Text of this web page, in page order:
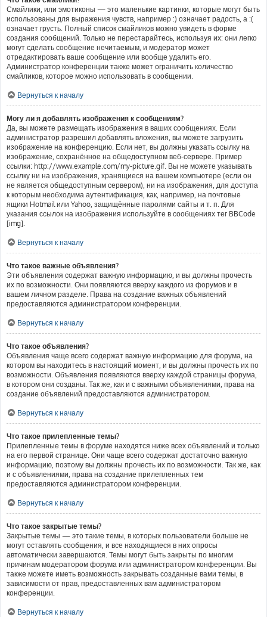
Смайлики, или эмотиконы — это маленькие картинки, которые могут быть
использованы для выражения чувств, например :) означает радость, а :(
означает грусть. Полный список смайликов можно увидеть в форме
создания сообщений. Только не перестарайтесь, используя их: они легко
могут сделать сообщение нечитаемым, и модератор может
отредактировать ваше сообщение или вообще удалить его.
Администратор конференции также может ограничить количество
смайликов, которое можно использовать в сообщении.
Вернуться к началу
Могу ли я добавлять изображения к сообщениям?
Да, вы можете размещать изображения в ваших сообщениях. Если
администратор разрешил добавлять вложения, вы можете загрузить
изображение на конференцию. Если нет, вы должны указать ссылку на
изображение, сохранённое на общедоступном веб-сервере. Пример
ссылки: http://www.example.com/my-picture.gif. Вы не можете указывать
ссылку ни на изображения, хранящиеся на вашем компьютере (если он
не является общедоступным сервером), ни на изображения, для доступа
к которым необходима аутентификация, как, например, на почтовые
ящики Hotmail или Yahoo, защищённые паролями сайты и т. п. Для
указания ссылок на изображения используйте в сообщениях тег BBCode
[img].
Вернуться к началу
Что такое важные объявления?
Эти объявления содержат важную информацию, и вы должны прочесть
их по возможности. Они появляются вверху каждого из форумов и в
вашем личном разделе. Права на создание важных объявлений
предоставляются администратором конференции.
Вернуться к началу
Что такое объявления?
Объявления чаще всего содержат важную информацию для форума, на
котором вы находитесь в настоящий момент, и вы должны прочесть их по
возможности. Объявления появляются вверху каждой страницы форума,
в котором они созданы. Так же, как и с важными объявлениями, права на
создание объявлений предоставляются администратором.
Вернуться к началу
Что такое прилепленные темы?
Прилепленные темы в форуме находятся ниже всех объявлений и только
на его первой странице. Они чаще всего содержат достаточно важную
информацию, поэтому вы должны прочесть их по возможности. Так же, как
и с объявлениями, права на создание прилепленных тем
предоставляются администратором конференции.
Вернуться к началу
Что такое закрытые темы?
Закрытые темы — это такие темы, в которых пользователи больше не
могут оставлять сообщения, и все находящиеся в них опросы
автоматически завершаются. Темы могут быть закрыты по многим
причинам модератором форума или администратором конференции. Вы
также можете иметь возможность закрывать созданные вами темы, в
зависимости от прав, предоставленных вам администратором
конференции.
Вернуться к началу